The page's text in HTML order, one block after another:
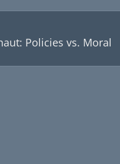
Policies vs. Moral